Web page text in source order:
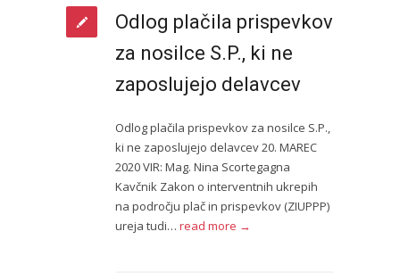
Odlog plačila prispevkov
za nosilce S.P., ki ne
zaposlujejo delavcev
Odlog plačila prispevkov za nosilce S.P.,
ki ne zaposlujejo delavcev 20. MAREC
2020 VIR: Mag. Nina Scortegagna
Kavčnik Zakon o interventnih ukrepih
na področju plač in prispevkov (ZIUPPP)
ureja tudi… read more →